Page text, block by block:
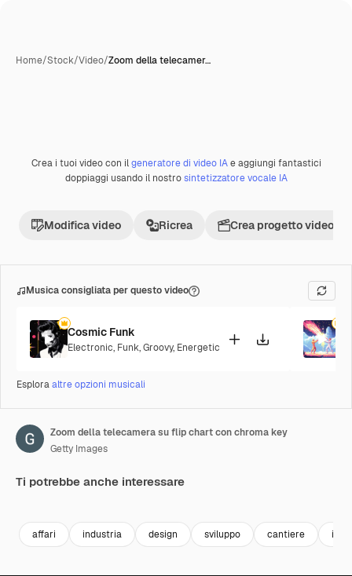
Home/Stock/Video/Zoom della telecamer…
Premium
Crea i tuoi video con ilgeneratore di video IAe aggiungi fantastici
doppiaggi usando il nostrosintetizzatore vocale IA
Modifica video Ricrea Crea progetto video
Musica consigliata per questo video
Cosmic Funk
Electronic, Funk,Groovy, Energetic
Esploraaltre opzioni musicali
Zoom della telecamera su flip chart con chroma key
Getty Images
Ti potrebbe anche interessare
affari industria design sviluppo cantiere